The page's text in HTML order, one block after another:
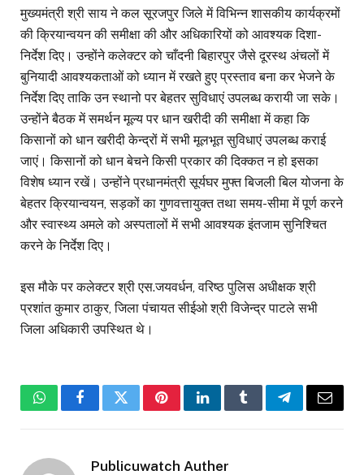
मुख्यमंत्री श्री साय ने कल सूरजपुर जिले में विभिन्न शासकीय कार्यक्रमों
की क्रियान्वयन की समीक्षा की और अधिकारियों को आवश्यक दिशा-
निर्देश दिए। उन्होंने कलेक्टर को चाँदनी बिहारपुर जैसे दूरस्थ अंचलों में
बुनियादी आवश्यकताओं को ध्यान में रखते हुए प्रस्ताव बना कर भेजने के
निर्देश दिए ताकि उन स्थानो पर बेहतर सुविधाएं उपलब्ध करायी जा सके।
उन्होंने बैठक में समर्थन मूल्य पर धान खरीदी की समीक्षा में कहा कि
किसानों को धान खरीदी केन्द्रों में सभी मूलभूत सुविधाएं उपलब्ध कराई
जाएं। किसानों को धान बेचने किसी प्रकार की दिक्कत न हो इसका
विशेष ध्यान रखें। उन्होंने प्रधानमंत्री सूर्यघर मुफ्त बिजली बिल योजना के
बेहतर क्रियान्वयन, सड़कों का गुणवत्तायुक्त तथा समय-सीमा में पूर्ण करने
और स्वास्थ्य अमले को अस्पतालों में सभी आवश्यक इंतजाम सुनिश्चित
करने के निर्देश दिए।
इस मौके पर कलेक्टर श्री एस.जयवर्धन, वरिष्ठ पुलिस अधीक्षक श्री
प्रशांत कुमार ठाकुर, जिला पंचायत सीईओ श्री विजेन्द्र पाटले सभी
जिला अधिकारी उपस्थित थे।
WhatsAppFacebookTwitterPinterestLinkedInTumblrTelegramEmail
Publicuwatch Auther